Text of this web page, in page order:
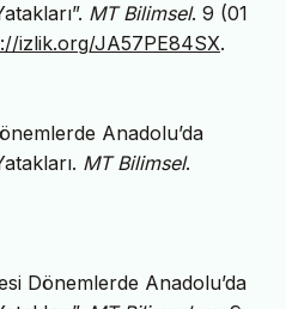
MT Bilimsel. 9 (01
izlik.org/JA57PE84SX.
Anadolu’da
MT Bilimsel.
Dönemlerde Anadolu’da